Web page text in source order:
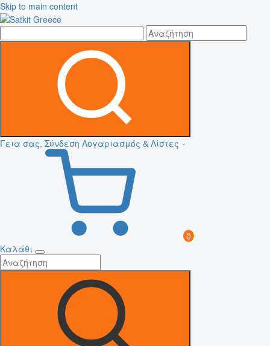
Skip to main content
Γεια σας, Σύνδεση Λογαριασμός & Λίστες
0
Καλάθι